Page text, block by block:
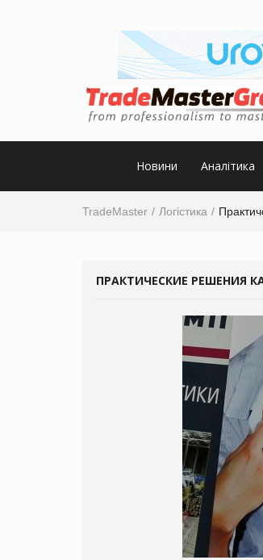
Новини Аналітика
TradeMaster Логістика
ПРАКТИЧЕСКИЕ РЕШЕНИЯ